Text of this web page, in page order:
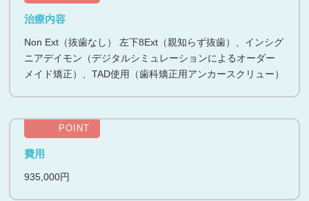
治療内容
Non Ext（抜歯なし） 左下8Ext（親知らず抜歯）、インシグ
ニアデイモン（デジタルシミュレーションによるオーダー
メイド矯正）、TAD使用（歯科矯正用アンカースクリュー）
POINT
費用
935,000円